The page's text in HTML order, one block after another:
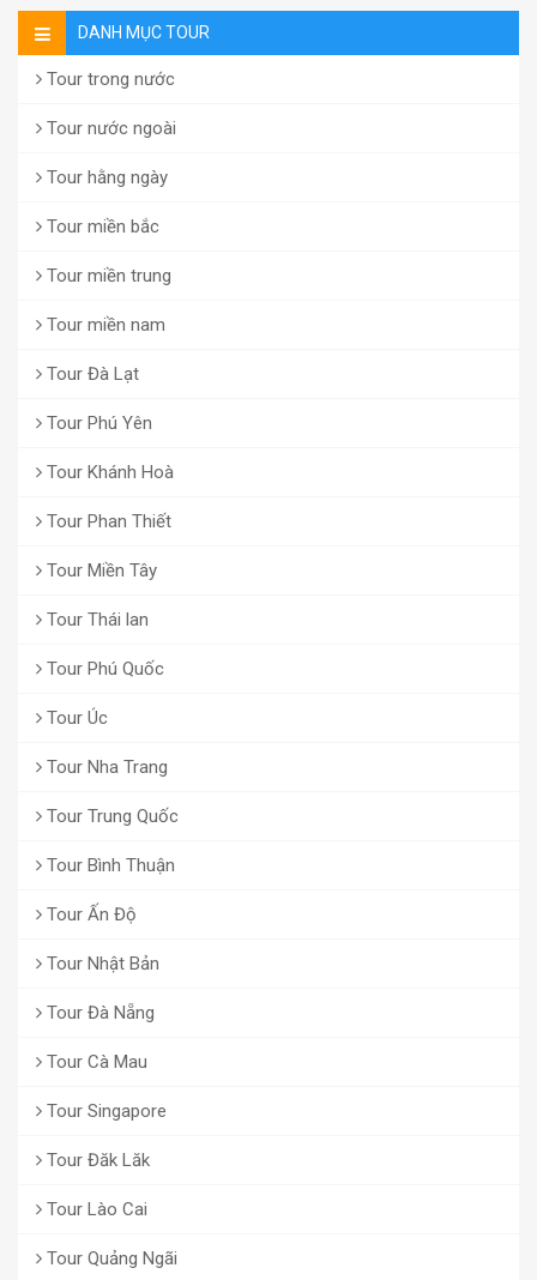
DANH MỤC TOUR
Tour trong nước
Tour nước ngoài
Tour hằng ngày
Tour miền bắc
Tour miền trung
Tour miền nam
Tour Đà Lạt
Tour Phú Yên
Tour Khánh Hoà
Tour Phan Thiết
Tour Miền Tây
Tour Thái lan
Tour Phú Quốc
Tour Úc
Tour Nha Trang
Tour Trung Quốc
Tour Bình Thuận
Tour Ấn Độ
Tour Nhật Bản
Tour Đà Nẵng
Tour Cà Mau
Tour Singapore
Tour Đăk Lăk
Tour Lào Cai
Tour Quảng Ngãi